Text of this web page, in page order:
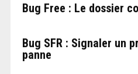
Bug Free : Le dossier
Bug SFR : Signaler un
panne